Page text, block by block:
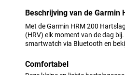
Beschrijving van de Garmin
Met de Garmin HRM 200
(HRV) elk moment van de dag
smartwatch via Bluetooth en
Comfortabel